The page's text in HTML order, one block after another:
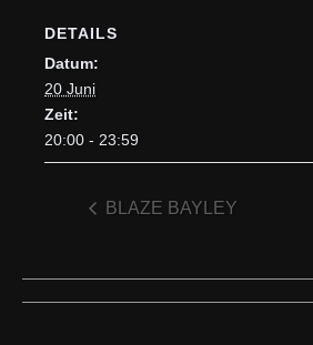
DETAILS
Datum:
20 Juni
Zeit:
20:00 - 23:59
BLAZE BAYLEY